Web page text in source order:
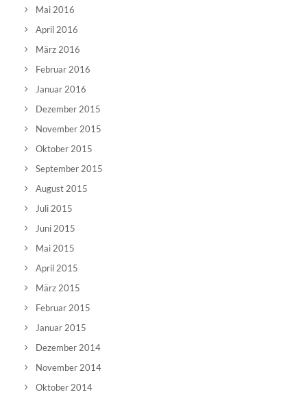
Mai 2016
April 2016
März 2016
Februar 2016
Januar 2016
Dezember 2015
November 2015
Oktober 2015
September 2015
August 2015
Juli 2015
Juni 2015
Mai 2015
April 2015
März 2015
Februar 2015
Januar 2015
Dezember 2014
November 2014
Oktober 2014